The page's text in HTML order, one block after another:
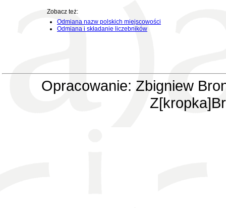
Zobacz też:
Odmiana nazw polskich miejscowości
Odmiana i składanie liczebników
Opracowanie: Zbigniew